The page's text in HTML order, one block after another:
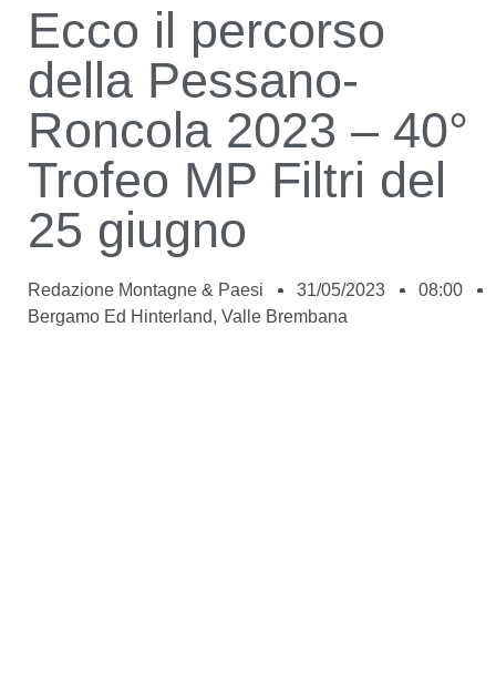
Ecco il percorso
della Pessano-
Roncola 2023 – 40°
Trofeo MP Filtri del
25 giugno
Redazione Montagne & Paesi 31/05/2023
08:00
Bergamo Ed Hinterland, Valle Brembana